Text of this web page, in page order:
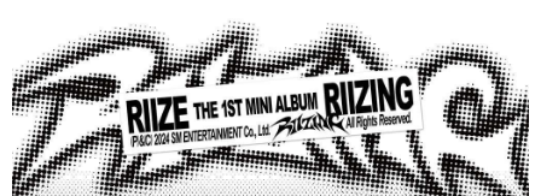
４．使用「AFTEE先享後付」時，將依據個別帳號之用戶狀況，依本公司即
時審查核予不同之上限額度；若仍有額度不足之情形，本公司將視審查結果
請求用戶進行身份認證。
５．嚴禁一人註冊多個帳號或使用他人資訊註冊。若發現惡意使用之情形，
恩沛科技股份有限公司將有權停止該用戶之使用額度並採取法律行動。
亞洲國家/地區配送 查看運費
北美國家/地區配送 查看運費
歐洲國家/地區配送 查看運費